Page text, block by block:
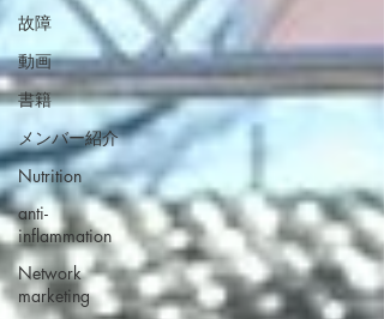
故障
動画
書籍
メンバー紹介
Nutrition
anti-
inflammation
Network
marketing